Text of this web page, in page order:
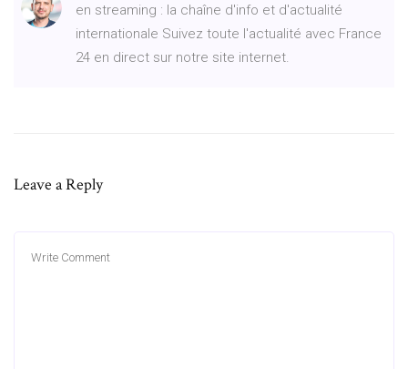
en streaming : la chaîne d'info et d'actualité
internationale Suivez toute l'actualité avec France
24 en direct sur notre site internet.
Leave a Reply